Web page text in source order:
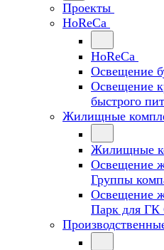
Проекты
HoReCa
HoReCa
Освещение
Освещение
быстрого
Жилищные
Жилищные
Освещение
Группы
Освещение
Парк для ГК